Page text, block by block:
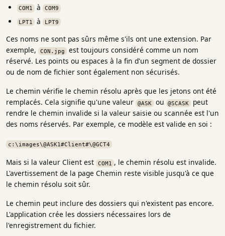
COM1 à COM9
LPT1 à LPT9
Ces noms ne sont pas sûrs même s'ils ont une extension. Par
exemple,
CON.jpg est toujours considéré comme un nom
réservé. Les points ou espaces à la fin d'un segment de dossier
ou de nom de fichier sont également non sécurisés.
Le chemin vérifie le chemin résolu après que les jetons ont été
remplacés. Cela signifie qu'une valeur
@ASK ou @SCASK
peut
rendre le chemin invalide si la valeur saisie ou scannée est l'un
des noms réservés. Par exemple, ce modèle est valide en soi :
c:\images\@ASK1#Client#\@GCT4
Mais si la valeur Client est COM1 , le chemin résolu est invalide.
L'avertissement de la page Chemin reste visible jusqu'à ce que
le chemin résolu soit sûr.
Le chemin peut inclure des dossiers qui n'existent pas encore.
L'application crée les dossiers nécessaires lors de
l'enregistrement du fichier.